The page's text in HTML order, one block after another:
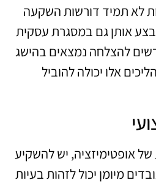
לא תמיד דורשות השקעה
אותן גם במסגרת עסקית
להצלחה נמצאים בהישג
אלו יכולה להוביל
אופטימיזציה, יש להשקיע
מיומן יכול לזהות בעיות